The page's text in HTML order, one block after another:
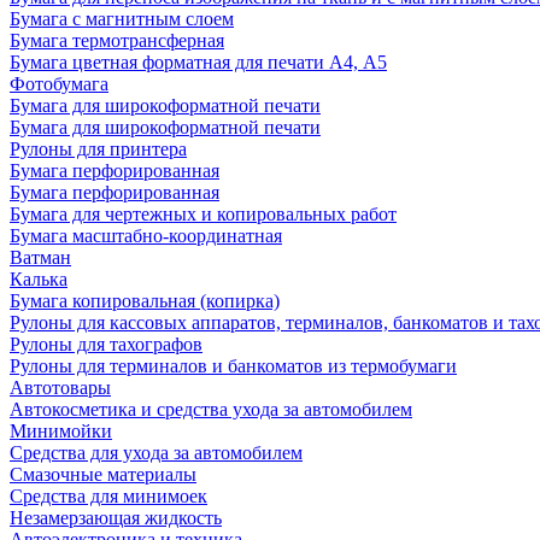
Бумага с магнитным слоем
Бумага термотрансферная
Бумага цветная форматная для печати А4, А5
Фотобумага
Бумага для широкоформатной печати
Бумага для широкоформатной печати
Рулоны для принтера
Бумага перфорированная
Бумага перфорированная
Бумага для чертежных и копировальных работ
Бумага масштабно-координатная
Ватман
Калька
Бумага копировальная (копирка)
Рулоны для кассовых аппаратов, терминалов, банкоматов и
Рулоны для тахографов
Рулоны для терминалов и банкоматов из термобумаги
Автотовары
Автокосметика и средства ухода за автомобилем
Минимойки
Средства для ухода за автомобилем
Смазочные материалы
Средства для минимоек
Незамерзающая жидкость